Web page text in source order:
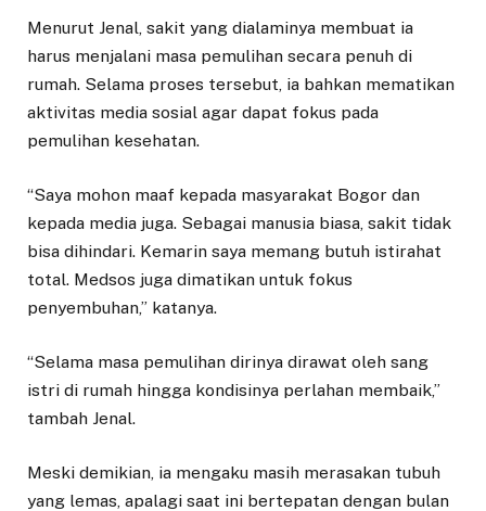
Menurut Jenal, sakit yang dialaminya membuat ia
harus menjalani masa pemulihan secara penuh di
rumah. Selama proses tersebut, ia bahkan mematikan
aktivitas media sosial agar dapat fokus pada
pemulihan kesehatan.
“Saya mohon maaf kepada masyarakat Bogor dan
kepada media juga. Sebagai manusia biasa, sakit tidak
bisa dihindari. Kemarin saya memang butuh istirahat
total. Medsos juga dimatikan untuk fokus
penyembuhan,” katanya.
“Selama masa pemulihan dirinya dirawat oleh sang
istri di rumah hingga kondisinya perlahan membaik,”
tambah Jenal.
Meski demikian, ia mengaku masih merasakan tubuh
yang lemas, apalagi saat ini bertepatan dengan bulan